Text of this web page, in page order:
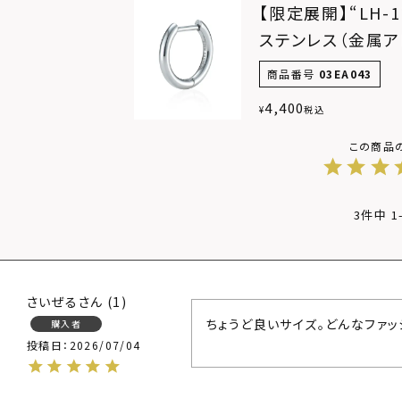
【限定展開】
ステンレス（金属
商品番号 03EA043
¥4,400税込
3件中 1
さいぜる 1
購入者
投稿日 2026/07/04
ちょうど良いサイズ。どんなファ